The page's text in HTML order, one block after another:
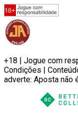
+18 | Jogue com
Condições |
adverte: Aposta não